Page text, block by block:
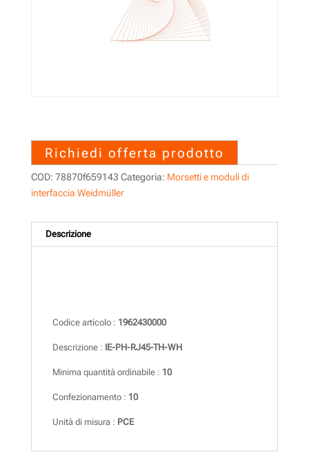
Richiedi offerta prodotto
COD: 78870f659143 Categoria: Morsetti e moduli di
interfaccia Weidmüller
Descrizione
Codice articolo : 1962430000
Descrizione : IE-PH-RJ45-TH-WH
Minima quantità ordinabile : 10
Confezionamento : 10
Unità di misura : PCE